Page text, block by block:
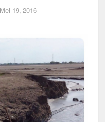
Mei 19, 2016